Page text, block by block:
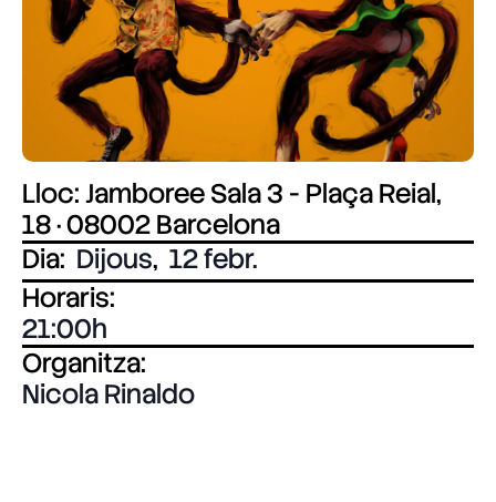
Lloc: Jamboree Sala 3 - Plaça Reial,
18 · 08002 Barcelona
Dia: Dijous, 12 febr.
Horaris:
21:00
Organitza:
Nicola Rinaldo